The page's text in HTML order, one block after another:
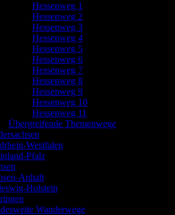
Hessenweg 1
Hessenweg 2
Hessenweg 3
Hessenweg 4
Hessenweg 5
Hessenweg 6
Hessenweg 7
Hessenweg 8
Hessenweg 9
Hessenweg 10
Hessenweg 11
Übergreifende Themenwege
Westfalen
Pfalz
Anhalt
Holstein
Wanderwege